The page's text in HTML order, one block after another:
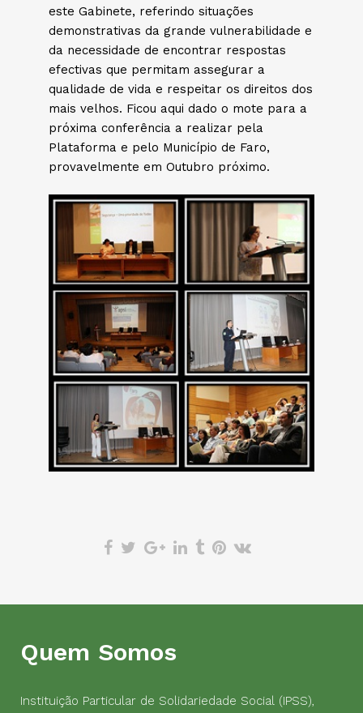
este Gabinete, referindo situações
demonstrativas da grande vulnerabilidade e
da necessidade de encontrar respostas
efectivas que permitam assegurar a
qualidade de vida e respeitar os direitos dos
mais velhos. Ficou aqui dado o mote para a
próxima conferência a realizar pela
Plataforma e pelo Município de Faro,
provavelmente em Outubro próximo.
Quem Somos
Instituição Particular de Solidariedade Social (IPSS),